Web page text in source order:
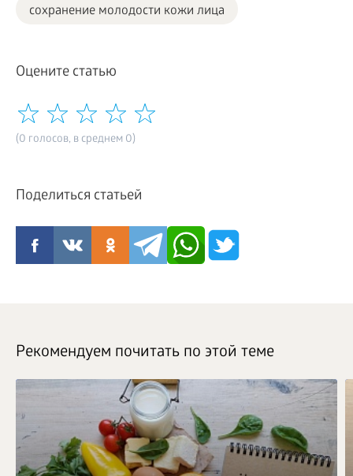
сохранение молодости кожи лица
Оцените статью
(0 голосов, в среднем 0)
Поделиться статьей
Рекомендуем почитать по этой теме